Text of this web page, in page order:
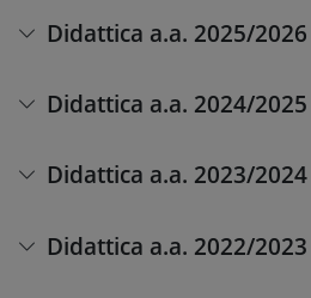
Didattica a.a. 2025/2026
Didattica a.a. 2024/2025
Didattica a.a. 2023/2024
Didattica a.a. 2022/2023